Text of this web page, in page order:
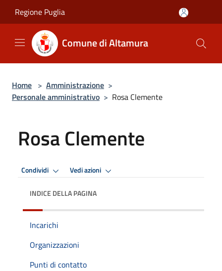
Regione Puglia
Comune di Altamura
Home > Amministrazione >
Personale amministrativo > Rosa Clemente
Rosa Clemente
Condividi Vedi azioni
INDICE DELLA PAGINA
Incarichi
Organizzazioni
Punti di contatto